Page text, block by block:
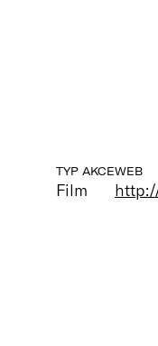
TYP AKCE
Film
WEB